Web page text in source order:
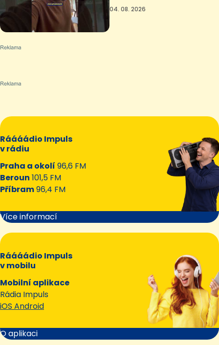
04. 08. 2026
Ráááádio Impuls
v rádiu
Praha a okolí 96,6 FM
Beroun 101,5 FM
Příbram96,4 FM
Více informací
Ráááádio Impuls
v mobilu
Mobilní aplikace
Rádia Impuls
iOS Android
O aplikaci